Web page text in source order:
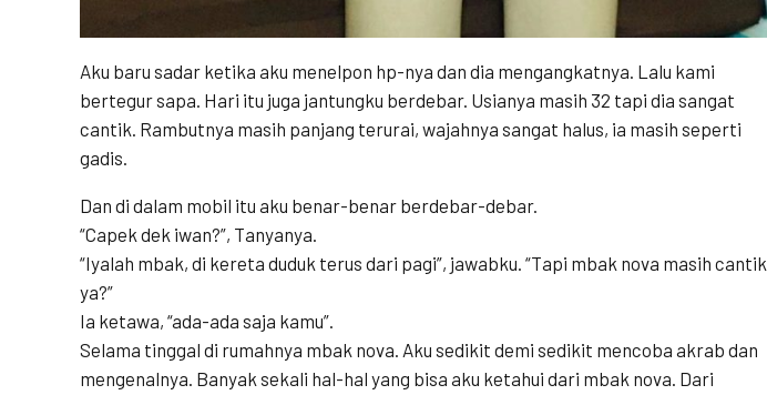
Aku baru sadar ketika aku menelpon hp-nya dan dia mengangkatnya. Lalu kami
bertegur sapa. Hari itu juga jantungku berdebar. Usianya masih 32 tapi dia sangat
cantik. Rambutnya masih panjang terurai, wajahnya sangat halus, ia masih seperti
gadis.
Dan di dalam mobil itu aku benar-benar berdebar-debar.
“Capek dek iwan?”, Tanyanya.
“Iyalah mbak, di kereta duduk terus dari pagi”, jawabku. “Tapi mbak nova masih cantik
ya?”
Ia ketawa, “ada-ada saja kamu”.
Selama tinggal di rumahnya mbak nova. Aku sedikit demi sedikit mencoba akrab dan
mengenalnya. Banyak sekali hal-hal yang bisa aku ketahui dari mbak nova. Dari